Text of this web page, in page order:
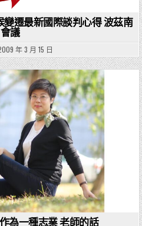
遷最新國際談判心得 波茲南
會議
年 3 月 15 日
為一種志業 老師的話